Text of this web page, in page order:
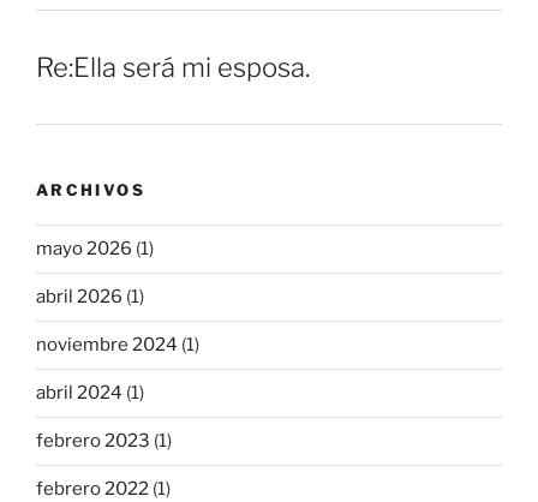
Re:Ella será mi esposa.
ARCHIVOS
mayo 2026 (1)
abril 2026 (1)
noviembre 2024 (1)
abril 2024 (1)
febrero 2023 (1)
febrero 2022 (1)